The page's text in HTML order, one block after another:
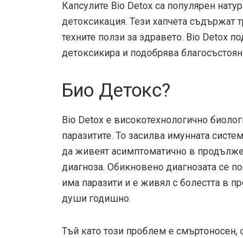
Капсулите Bio Detox са популярен
детоксикация. Тези хапчета съдържат
техните ползи за здравето. Bio Detox
детоксикира и подобрява
Био Детокс?
Bio Detox е високотехнологично
паразитите. То засилва имунната
да живеят асимптоматично в
диагноза. Обикновено диагнозата се
има паразити и е живял с болестта в
души годишно.
Тъй като този проблем е смъртоносен,